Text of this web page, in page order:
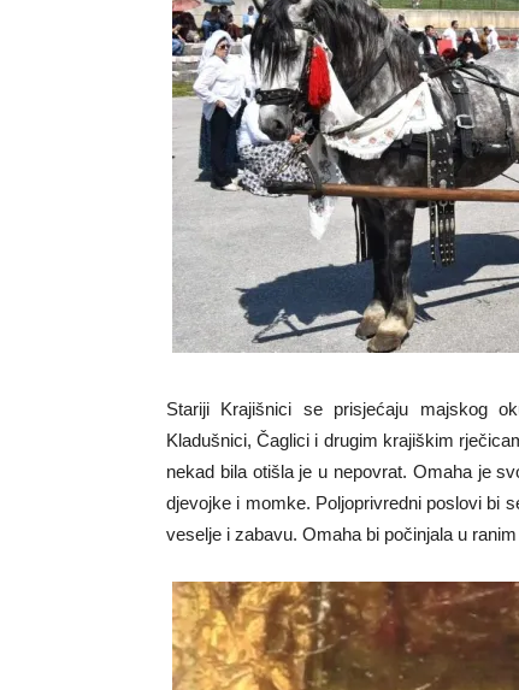
Stariji Krajišnici se prisjećaju majskog
Kladušnici, Čaglici i drugim krajiškim
nekad bila otišla je u nepovrat. Omaha je
djevojke i momke. Poljoprivredni poslovi bi
veselje i zabavu. Omaha bi počinjala u